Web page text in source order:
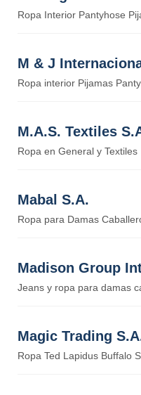
Ropa Interior Pantyhose
M & J
Ropa interior Pijamas
M.A.S. Textiles
Ropa en General y Textiles
Mabal S.A.
Ropa para Damas
Madison Group
Jeans y ropa para damas
Magic Trading
Ropa Ted Lapidus Buffalo